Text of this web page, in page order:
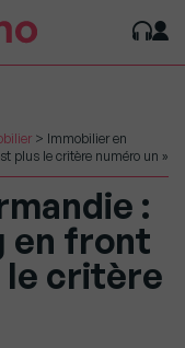
> Immobilier en
plus le critère numéro un »
:
en front
le critère